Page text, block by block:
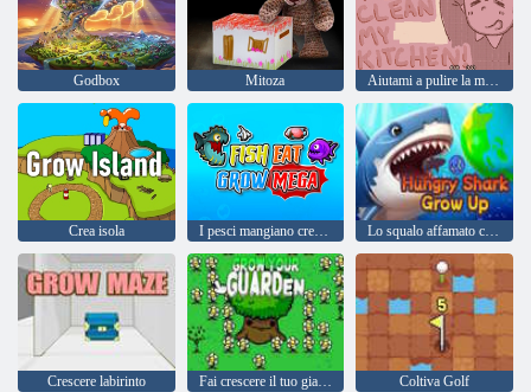
Godbox Mitoza
Crea isola I pesci mangiano crescono mega Lo squalo affamato cresce
Crescere labirinto Fai crescere il tuo giardino Coltiva Golf